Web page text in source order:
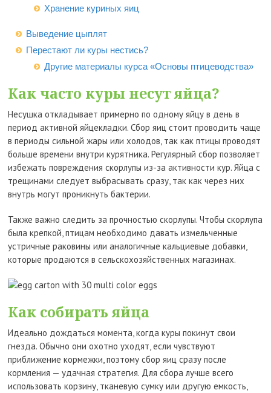
Хранение куриных яиц
Выведение цыплят
Перестают ли куры нестись?
Другие материалы курса «Основы птицеводства»
Как часто куры несут яйца?
Несушка откладывает примерно по одному яйцу в день в
период активной яйцекладки. Сбор яиц стоит проводить чаще
в периоды сильной жары или холодов, так как птицы проводят
больше времени внутри курятника. Регулярный сбор позволяет
избежать повреждения скорлупы из-за активности кур. Яйца с
трещинами следует выбрасывать сразу, так как через них
внутрь могут проникнуть бактерии.
Также важно следить за прочностью скорлупы. Чтобы скорлупа
была крепкой, птицам необходимо давать измельченные
устричные раковины или аналогичные кальциевые добавки,
которые продаются в сельскохозяйственных магазинах.
Как собирать яйца
Идеально дождаться момента, когда куры покинут свои
гнезда. Обычно они охотно уходят, если чувствуют
приближение кормежки, поэтому сбор яиц сразу после
кормления — удачная стратегия. Для сбора лучше всего
использовать корзину, тканевую сумку или другую емкость,